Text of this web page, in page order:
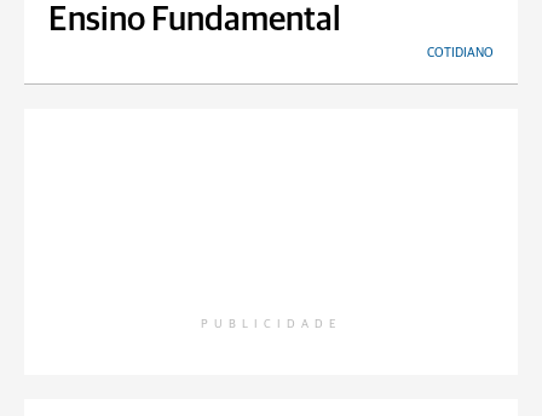
Ensino Fundamental
COTIDIANO
PUBLICIDADE